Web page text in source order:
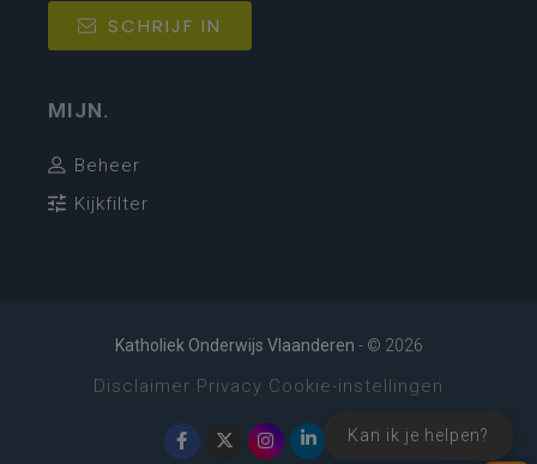
Kan ik je helpen?
SCHRIJF IN
MIJN.
Beheer
Kijkfilter
Katholiek Onderwijs Vlaanderen - © 2026
Disclaimer Privacy Cookie-instellingen